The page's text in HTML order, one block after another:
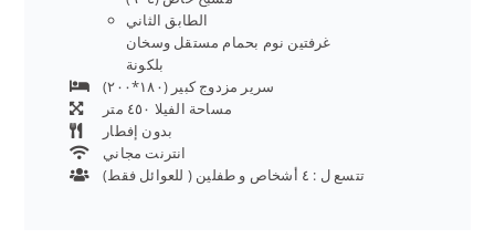
الطابق الثاني
غرفتين نوم بحمام مستقل وسخان
بلكونة
سرير مزدوج كبير (١٨٠*٢٠٠)
مساحة الفيلا ٤٥٠ متر
بدون إفطار
انترنت مجاني
تتسع ل : ٤ أشخاص و طفلين ( للعوائل فقط)